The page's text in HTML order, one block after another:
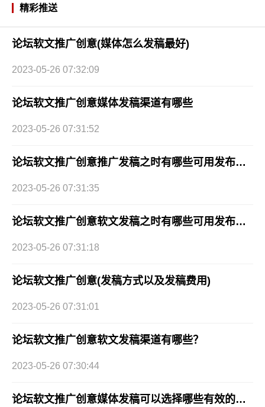
精彩推送
论坛软文推广创意(媒体怎么发稿最好)
2023-05-26 07:32:09
论坛软文推广创意媒体发稿渠道有哪些
2023-05-26 07:31:52
论坛软文推广创意推广发稿之时有哪些可用发布渠道?
2023-05-26 07:31:35
论坛软文推广创意软文发稿之时有哪些可用发布渠道?
2023-05-26 07:31:18
论坛软文推广创意(发稿方式以及发稿费用)
2023-05-26 07:31:01
论坛软文推广创意软文发稿渠道有哪些？
2023-05-26 07:30:44
论坛软文推广创意媒体发稿可以选择哪些有效的渠道?